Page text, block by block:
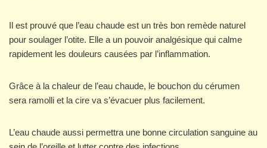
Il est prouvé que l’eau chaude est un très bon remède naturel
pour soulager l’otite. Elle a un pouvoir analgésique qui calme
rapidement les douleurs causées par l’inflammation.
Grâce à la chaleur de l’eau chaude, le bouchon du cérumen
sera ramolli et la cire va s’évacuer plus facilement.
L’eau chaude aussi permettra une bonne circulation sanguine au